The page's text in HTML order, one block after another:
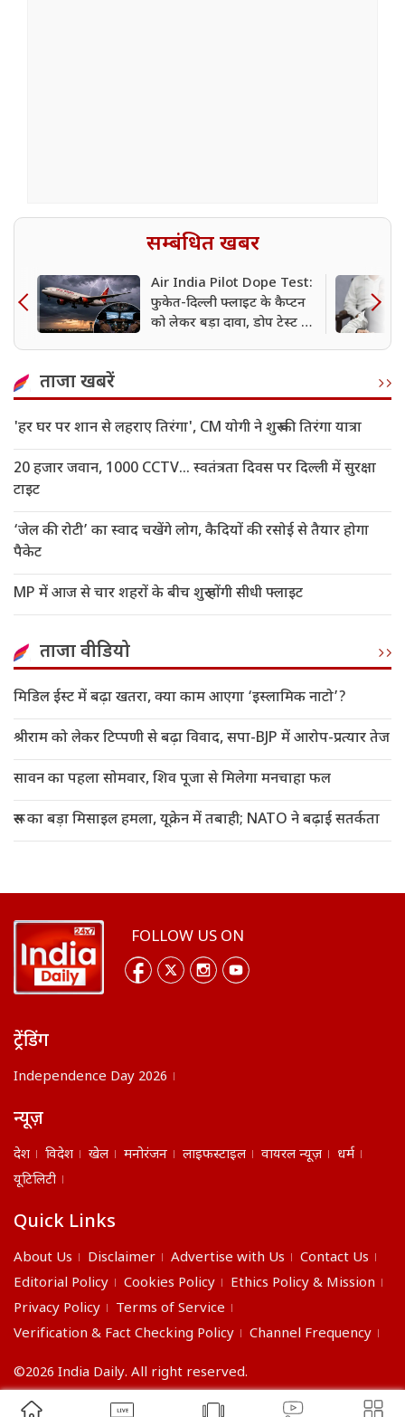
सम्बंधित खबर
Air India Pilot Dope Test:
फुकेत-दिल्ली फ्लाइट के कैप्टन
को लेकर बड़ा दावा, डोप टेस्ट की
ताजा खबरें
'हर घर पर शान से लहराए तिरंगा', CM योगी ने शुरू की तिरंगा यात्रा
20 हजार जवान, 1000 CCTV... स्वतंत्रता दिवस पर दिल्ली में सुरक्षा
टाइट
‘जेल की रोटी’ का स्वाद चखेंगे लोग, कैदियों की रसोई से तैयार होगा
पैकेट
MP में आज से चार शहरों के बीच शुरू होंगी सीधी फ्लाइट
ताजा वीडियो
मिडिल ईस्ट में बढ़ा खतरा, क्या काम आएगा ‘इस्लामिक नाटो’?
श्रीराम को लेकर टिप्पणी से बढ़ा विवाद, सपा-BJP में आरोप-प्रत्यार तेज
सावन का पहला सोमवार, शिव पूजा से मिलेगा मनचाहा फल
रूस का बड़ा मिसाइल हमला, यूक्रेन में तबाही; NATO ने बढ़ाई सतर्कता
FOLLOW US ON
ट्रेंडिंग
Independence Day 2026
न्यूज़
देश विदेश खेल मनोरंजन लाइफस्टाइल वायरल न्यूज़
धर्म
यूटिलिटी
Quick Links
About Us Disclaimer Advertise with Us
Contact Us
Editorial Policy
Cookies Policy
Ethics Policy & Mission
Privacy Policy
Terms of Service
Verification & Fact Checking Policy
Channel Frequency
©2026 India Daily. All right reserved.